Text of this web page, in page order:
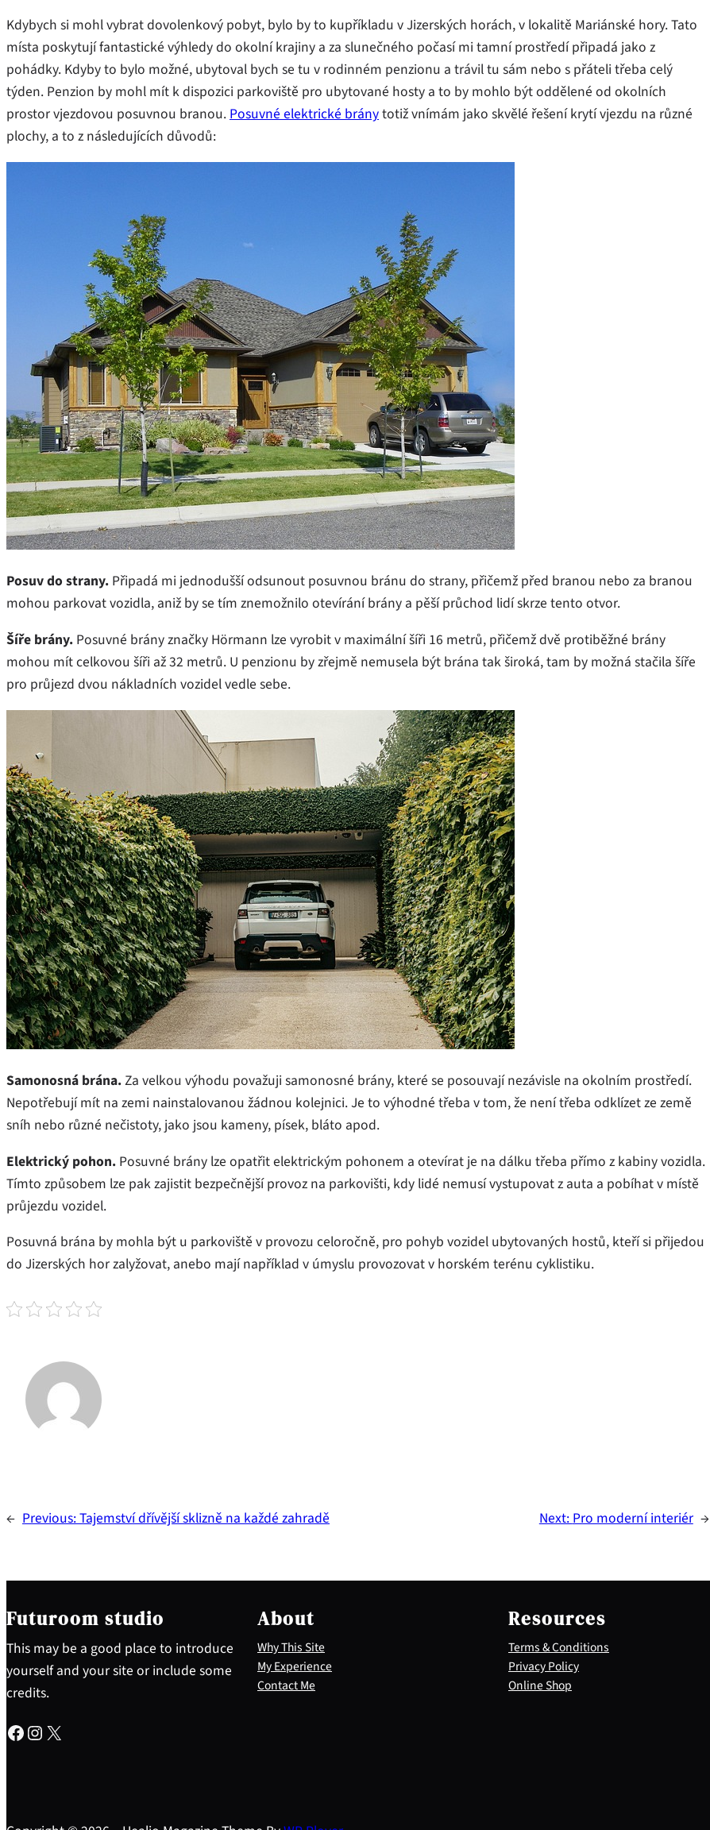
Kdybych si mohl vybrat dovolenkový pobyt, bylo by to kupříkladu v Jizerských horách, v lokalitě Mariánské hory. Tato
místa poskytují fantastické výhledy do okolní krajiny a za slunečného počasí mi tamní prostředí připadá jako z
pohádky. Kdyby to bylo možné, ubytoval bych se tu v rodinném penzionu a trávil tu sám nebo s přáteli třeba celý
týden. Penzion by mohl mít k dispozici parkoviště pro ubytované hosty a to by mohlo být oddělené od okolních
prostor vjezdovou posuvnou branou.Posuvné elektrické bránytotiž vnímám jako skvělé řešení krytí vjezdu na různé
plochy, a to z následujících důvodů:
Posuv do strany. Připadá mi jednodušší odsunout posuvnou bránu do strany, přičemž před branou nebo za branou
mohou parkovat vozidla, aniž by se tím znemožnilo otevírání brány a pěší průchod lidí skrze tento otvor.
Šíře brány. Posuvné brány značky Hörmann lze vyrobit v maximální šíři 16 metrů, přičemž dvě protiběžné brány
mohou mít celkovou šíři až 32 metrů. U penzionu by zřejmě nemusela být brána tak široká, tam by možná stačila šíře
pro průjezd dvou nákladních vozidel vedle sebe.
Samonosná brána.Za velkou výhodu považuji samonosné brány, které se posouvají nezávisle na okolním prostředí.
Nepotřebují mít na zemi nainstalovanou žádnou kolejnici. Je to výhodné třeba v tom, že není třeba odklízet ze země
sníh nebo různé nečistoty, jako jsou kameny, písek, bláto apod.
Elektrický pohon. Posuvné brány lze opatřit elektrickým pohonem a otevírat je na dálku třeba přímo z kabiny vozidla.
Tímto způsobem lze pak zajistit bezpečnější provoz na parkovišti, kdy lidé nemusí vystupovat z auta a pobíhat v místě
průjezdu vozidel.
Posuvná brána by mohla být u parkoviště v provozu celoročně, pro pohyb vozidel ubytovaných hostů, kteří si přijedou
do Jizerských hor zalyžovat, anebo mají například v úmyslu provozovat v horském terénu cyklistiku.
← Previous:Tajemství dřívější sklizně na každé zahradě Next:Pro moderní interiér →
Futuroom studio
This may be a good place to introduce
yourself and your site or include some
credits.
Facebook Instagram X
About
Why This Site
My Experience
Contact Me
Resources
Terms & Conditions
Privacy Policy
Online Shop